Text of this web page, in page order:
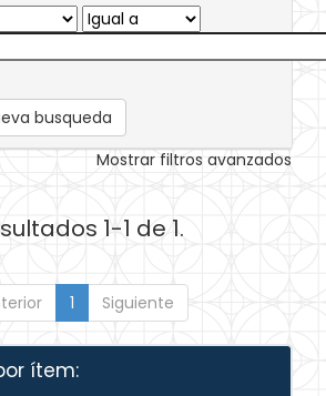
busqueda
Mostrar filtros avanzados
1-1 de 1.
1 Siguiente
ítem: